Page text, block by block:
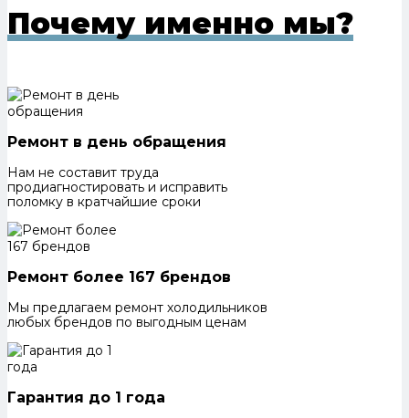
Почему именно мы?
Ремонт в день обращения
Нам не составит труда
продиагностировать и исправить
поломку в кратчайшие сроки
Ремонт более 167 брендов
Мы предлагаем ремонт холодильников
любых брендов по выгодным ценам
Гарантия до 1 года